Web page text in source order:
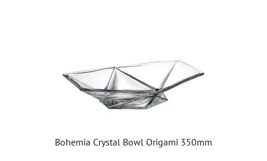
Bohemia Crystal Bowl Origami 350mm